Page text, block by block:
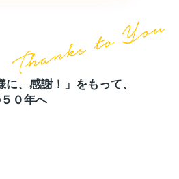
に、感謝！」をもって、
０年へ